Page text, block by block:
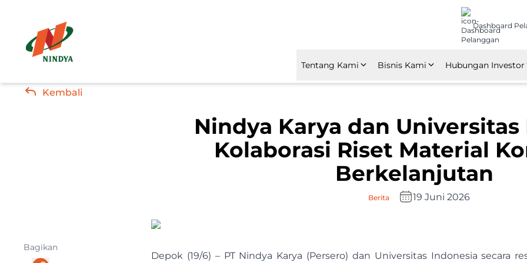
Dashboard
Tentang Kami
Kebijakan Perusahaan
Penghargaan & Sertifikasi
Anak Perusahaan dan
Bisnis Kami
Investasi
Manufaktur
Manajemen Properti
Hubungan Investor
Laporan Tahunan
RUPS
Kembali
Bagikan
Nindya Karya dan
Kolaborasi Riset Material
Berkelanjutan
Berita 19 Juni 2026
Depok (19/6) – PT Nindya Karya (Persero) dan Universitas Indonesia secara